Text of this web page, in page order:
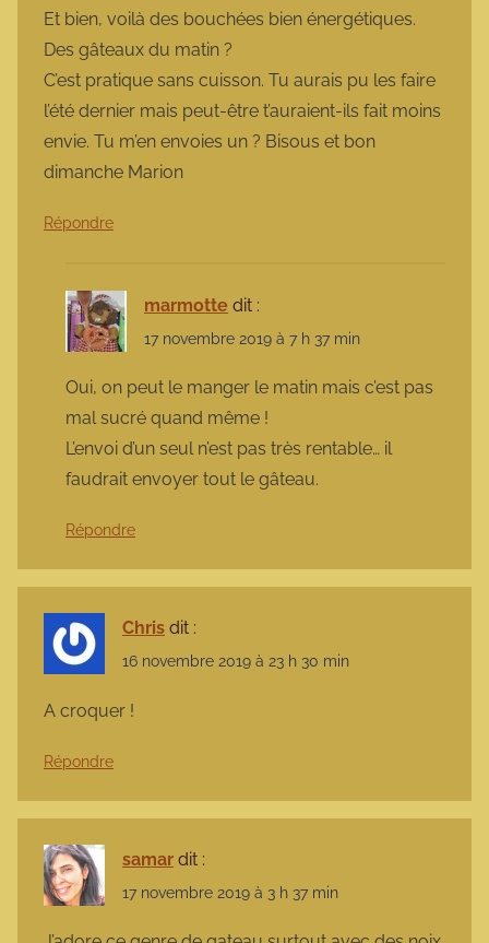
Et bien, voilà des bouchées bien énergétiques.
Des gâteaux du matin ?
C’est pratique sans cuisson. Tu aurais pu les faire
l’été dernier mais peut-être t’auraient-ils fait moins
envie. Tu m’en envoies un ? Bisous et bon
dimanche Marion
Répondre
marmotte dit :
17 novembre 2019 à 7 h 37 min
Oui, on peut le manger le matin mais c’est pas
mal sucré quand même !
L’envoi d’un seul n’est pas très rentable… il
faudrait envoyer tout le gâteau.
Répondre
Chris dit :
16 novembre 2019 à 23 h 30 min
A croquer !
Répondre
samar dit :
17 novembre 2019 à 3 h 37 min